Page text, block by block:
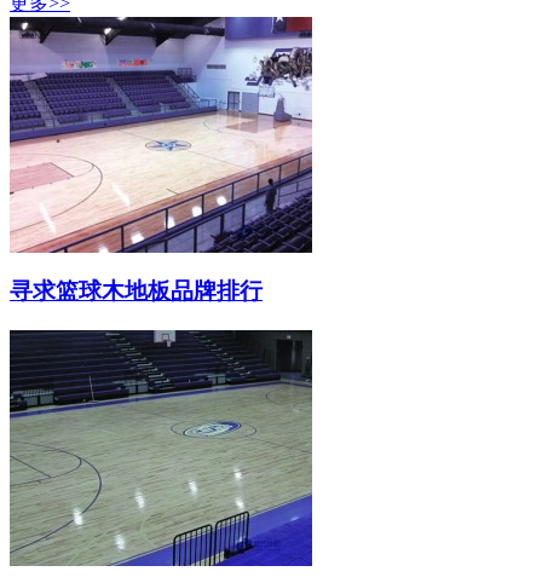
寻求篮球木地板品牌排行